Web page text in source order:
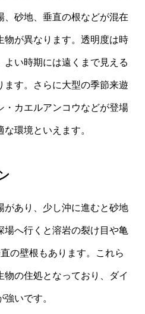
、砂地、垂直の根などが混在
物が異なります。透明度は時
い時期には遠くまで見える
ます。さらに大型の季節来遊
・カエルアンコウなどが登場
環境といえます。
があり、少し沖に進むと砂地
へ行くと溶岩の裂け目や亀
の壁根もあります。これら
の住処となっており、ダイ
いです。